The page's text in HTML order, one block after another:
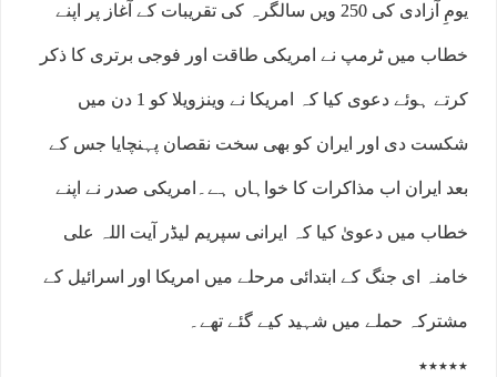
یومِ آزادی کی 250 ویں سالگرہ کی تقریبات کے آغاز پر اپنے
خطاب میں ٹرمپ نے امریکی طاقت اور فوجی برتری کا ذکر
کرتے ہوئے دعوی کیا کہ امریکا نے وینزویلا کو 1 دن میں
شکست دی اور ایران کو بھی سخت نقصان پہنچایا جس کے
بعد ایران اب مذاکرات کا خواہاں ہے۔امریکی صدر نے اپنے
خطاب میں دعویٰ کیا کہ ایرانی سپریم لیڈر آیت اللہ علی
خامنہ ای جنگ کے ابتدائی مرحلے میں امریکا اور اسرائیل کے
مشترکہ حملے میں شہید کیے گئے تھے۔
٭٭٭٭٭